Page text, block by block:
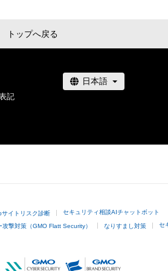
誇るフランス屈指の難関サロン。
にゆとりをもつ事が出来て
豊かなものになると信じています。
作が描けるよう日々頑張ります。
トップへ戻る
記
サイトリスク診断 セキュリティ相談AIチャットボット
攻撃対策（GMO Flatt Security） なりすまし対策 セ